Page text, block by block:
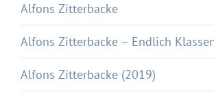
Alfons Zitterbacke
Alfons Zitterbacke – Endlich
Alfons Zitterbacke (2019)